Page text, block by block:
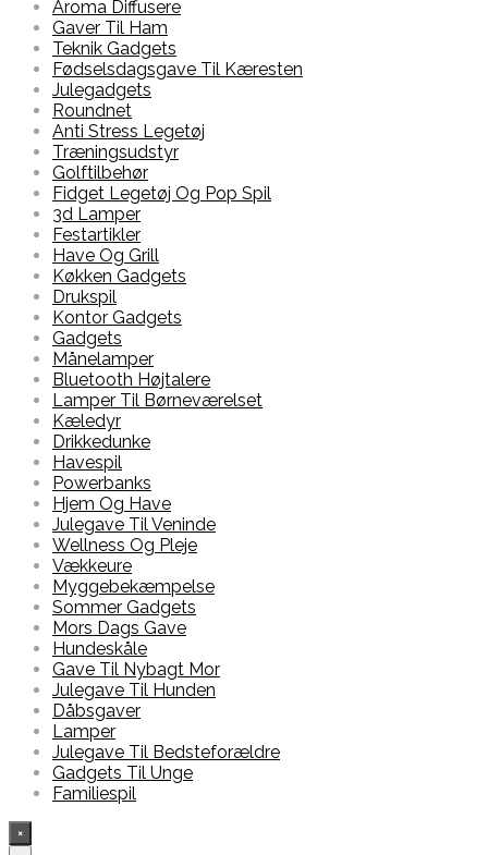
Aroma Diffusere
Gaver Til Ham
Teknik Gadgets
Fødselsdagsgave Til Kæresten
Julegadgets
Roundnet
Anti Stress Legetøj
Træningsudstyr
Golftilbehør
Fidget Legetøj Og Pop Spil
3d Lamper
Festartikler
Have Og Grill
Køkken Gadgets
Drukspil
Kontor Gadgets
Gadgets
Månelamper
Bluetooth Højtalere
Lamper Til Børneværelset
Kæledyr
Drikkedunke
Havespil
Powerbanks
Hjem Og Have
Julegave Til Veninde
Wellness Og Pleje
Vækkeure
Myggebekæmpelse
Sommer Gadgets
Mors Dags Gave
Hundeskåle
Gave Til Nybagt Mor
Julegave Til Hunden
Dåbsgaver
Lamper
Julegave Til Bedsteforældre
Gadgets Til Unge
Familiespil
×